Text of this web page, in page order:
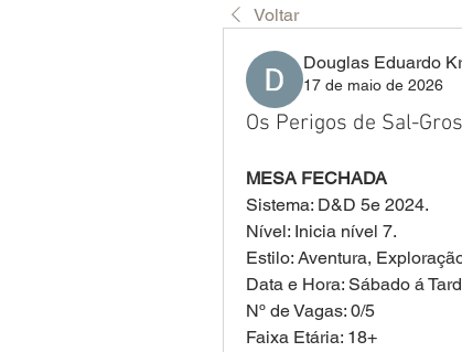
Voltar
Douglas Eduardo
17 de maio de 2026
Os Perigos de Sal-
MESA FECHADA
Sistema: D&D 5e 2024.
Nível: Inicia nível 7.
Estilo: Aventura,
Data e Hora: Sábado á
Nº de Vagas: 0/5
Faixa Etária: 18+